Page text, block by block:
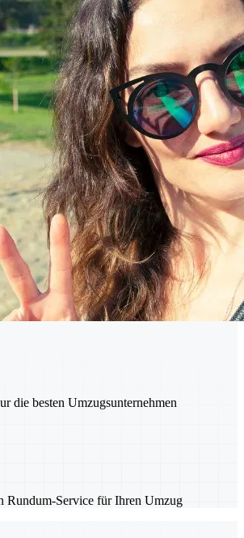
die besten Umzugsunternehmen
Rundum-Service für Ihren Umzug